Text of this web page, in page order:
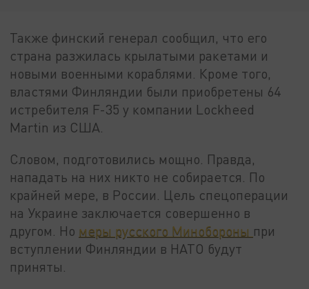
Также финский генерал сообщил, что его
страна разжилась крылатыми ракетами и
новыми военными кораблями. Кроме того,
властями Финляндии были приобретены 64
истребителя F-35 у компании Lockheed
Martin из США.
Словом, подготовились мощно. Правда,
нападать на них никто не собирается. По
крайней мере, в России. Цель спецоперации
на Украине заключается совершенно в
другом. Но меры русского Минобороны при
вступлении Финляндии в НАТО будут
приняты.